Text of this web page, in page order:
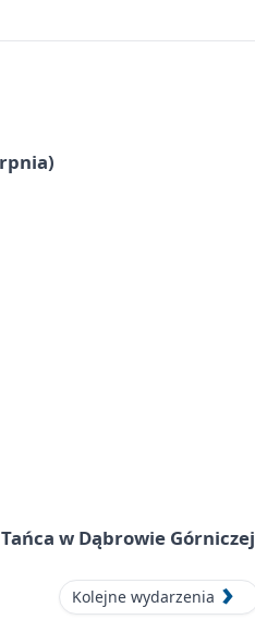
w Dąbrowie Górniczej
Kolejne wydarzenia